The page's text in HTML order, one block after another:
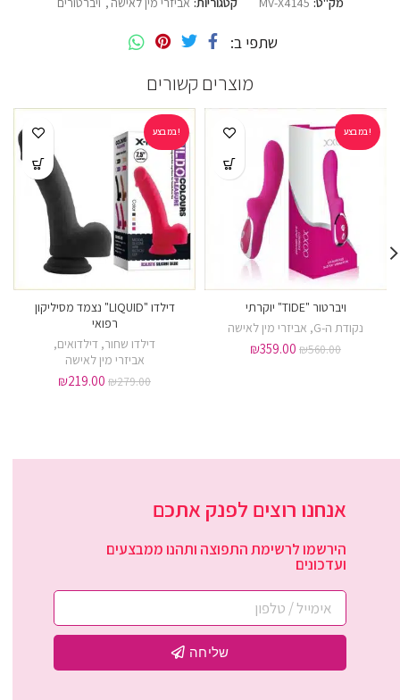
שתפי ב
מוצרים קשורים
במבצע!
ויברטור "TIDE" יוקרתי
נקודת ה-G , אביזרי מין לאישה
₪560.00
₪359.00
במבצע!
דילדו "LIQUID" נצמד מסיליקון
רפואי
דילדו שחור, דילדואים,
אביזרי מין לאישה
₪279.00
₪219.00
אנחנו רוצים לפנק אתכם
הירשמו לרשימת התפוצה ותהנו ממבצעים
ועדכונים
שליחה